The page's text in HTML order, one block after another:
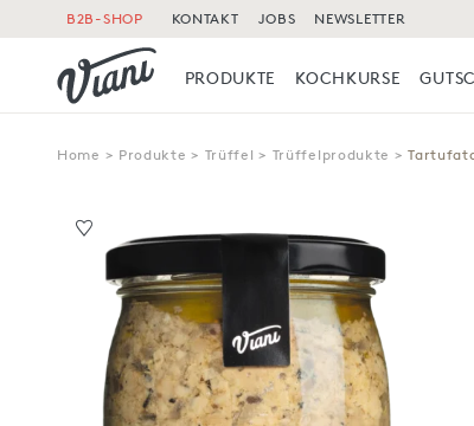
B2B-SHOP KONTAKT JOBS NEWSLETTER
PRODUKTE KOCHKURSE
Home > Produkte > Trüffel > Trüffelprodukte >